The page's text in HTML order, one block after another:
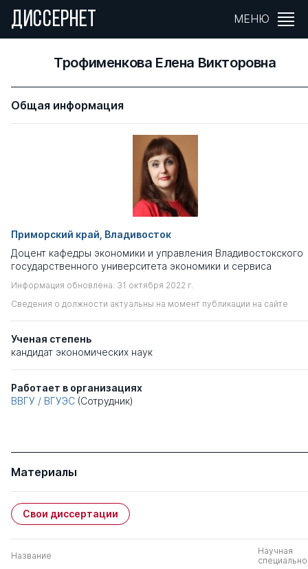
ДИССЕРНЕТ МЕНЮ
Трофименкова Елена Викторовна
Общая информация
Приморский край, Владивосток
Доцент кафедры экономики и управления Владивостокского
государственного университета экономики и сервиса
Информация обновлена: 31 октября 2022 г.
Сведения о должности актуальны на момент публикации на сайте
Ученая степень
кандидат экономических наук
Работает в организациях
ВВГУ / ВГУЭС (Сотрудник)
Материалы
Свои диссертации
Название
Научная